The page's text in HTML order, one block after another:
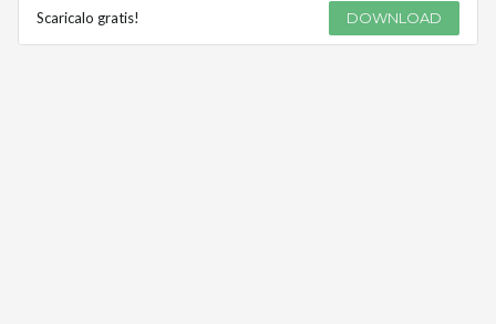
Scaricalo gratis! DOWNLOAD